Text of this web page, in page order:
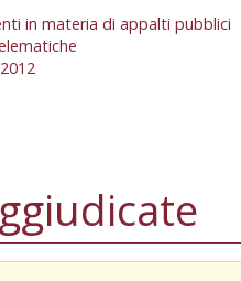
in materia di appalti pubblici